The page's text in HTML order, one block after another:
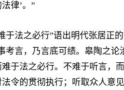
律’。”
法之必行”语出明代张居正
考言，乃言底可绩。皋陶之论
于法之必行。不难于听言，
令的贯彻执行；听取众人意